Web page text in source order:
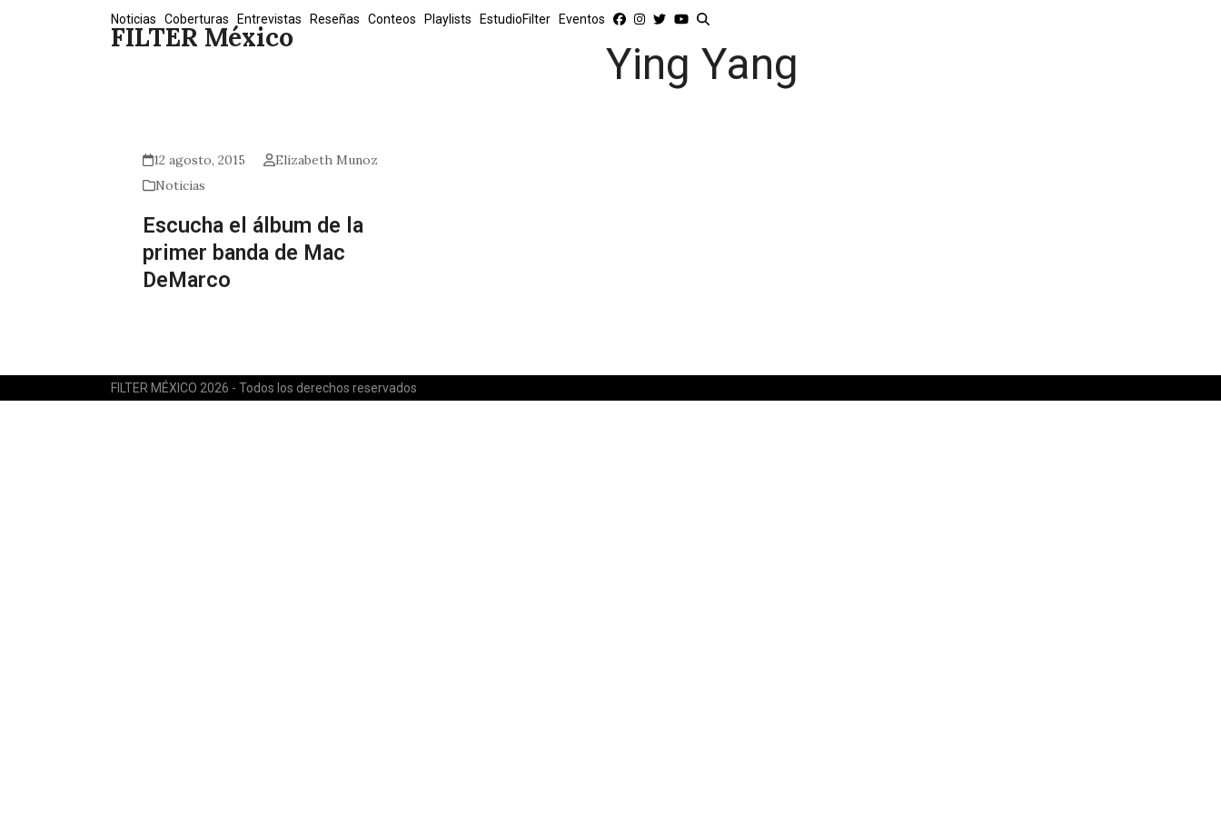
FILTER México
Noticias Coberturas Entrevistas Reseñas Conteos Playlists EstudioFilter Eventos
Ying Yang
12 agosto, 2015
Elizabeth Munoz
Noticias
Escucha el álbum de la
primer banda de Mac
DeMarco
FILTER MÉXICO 2026 - Todos los derechos reservados